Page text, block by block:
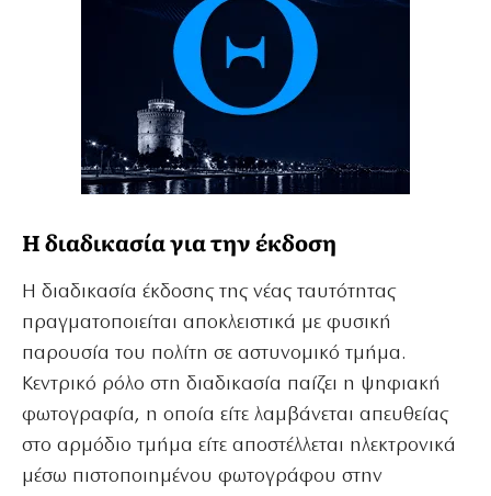
Η διαδικασία για την έκδοση
Η διαδικασία έκδοσης της νέας ταυτότητας
πραγματοποιείται αποκλειστικά με φυσική
παρουσία του πολίτη σε αστυνομικό τμήμα.
Κεντρικό ρόλο στη διαδικασία παίζει η ψηφιακή
φωτογραφία, η οποία είτε λαμβάνεται απευθείας
στο αρμόδιο τμήμα είτε αποστέλλεται ηλεκτρονικά
μέσω πιστοποιημένου φωτογράφου στην